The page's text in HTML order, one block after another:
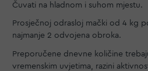
Čuvati na hladnom i suhom mjestu.
Prosječnoj odrasloj mački od 4 kg
najmanje 2 odvojena obroka.
Preporučene dnevne količine
vremenskim uvjetima, razini